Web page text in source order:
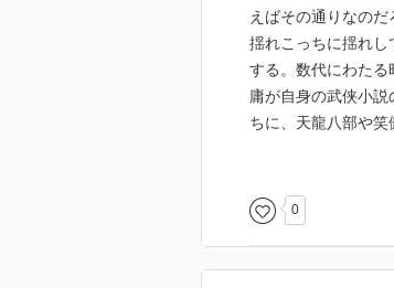
えばその通りなの
揺れこっちに揺れ
する。数代にわた
庸が自身の武侠小
ちに、天龍八部や
0